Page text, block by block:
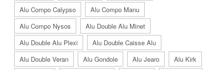
Alu Compo Calypso
Alu Compo Manu
Alu Compo Nysos
Alu Double Alu Minet
Alu Double Alu Plexi
Alu Double Caisse Alu
Alu Double Veran
Alu Gondole Alu Jearo
Alu Kirk